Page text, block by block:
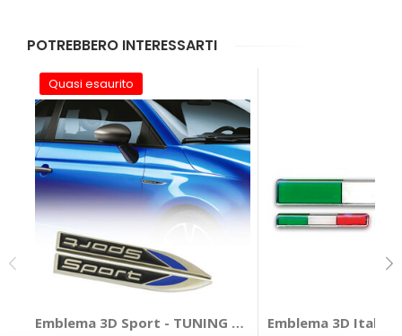
POTREBBERO INTERESSARTI
Quasi esaurito
Emblema 3D Sport - TUNING GURUEmblema 3D Italia